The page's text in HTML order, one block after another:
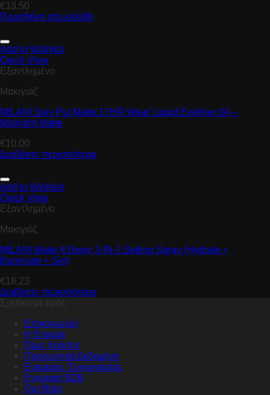
€13.50
Προσθήκη στο καλάθι
Add to Wishlist
Quick View
Εξαντλημένο
Μακιγιάζ
MILANI Stay Put Matte 17HR Wear Liquid Eyeliner 04 –
Midnight Matte
€10.00
Διαβάστε περισσότερα
Add to Wishlist
Quick View
Εξαντλημένο
Μακιγιάζ
MILANI Make It Dewy 3-IN-1 Setting Spray (Hydrate +
Illuminate + Set)
€18.23
Διαβάστε περισσότερα
Σχετικά με εμάς
Επικοινωνία
Η Εταιρία
Όροι Χρήσης
Προσωπικά Δεδομένα
Ευκαιρίες Συνεργασίας
Εγγραφή B2B
Our Blog